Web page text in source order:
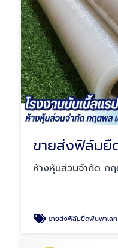
ห้างหุ้นส่วนจำกัด ก
ขายส่งฟิล์มยืดพันพาเลท (Stretch Film) ราค